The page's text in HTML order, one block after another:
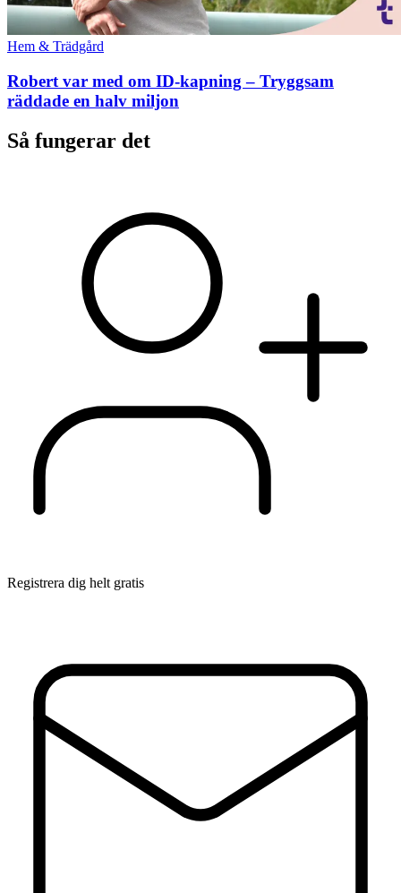
Hem & Trädgård
Robert var med om ID-kapning – Tryggsam
räddade en halv miljon
Så fungerar det
Registrera dig helt gratis